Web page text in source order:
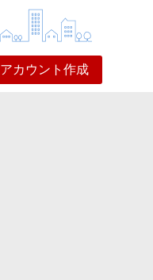
アカウント作成